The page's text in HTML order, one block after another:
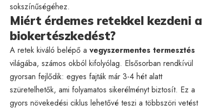
sokszínűségéhez.
Miért érdemes retekkel kezdeni a
biokertészkedést?
A retek kiváló belépő a vegyszermentes termesztés
világába, számos okból kifolyólag. Elsősorban rendkívül
gyorsan fejlődik: egyes fajták már 3-4 hét alatt
szüretelhetők, ami folyamatos sikerélményt biztosít. Ez a
gyors növekedési ciklus lehetővé teszi a többszöri vetést